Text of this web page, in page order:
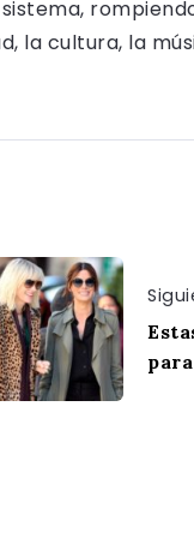
la cultura, la